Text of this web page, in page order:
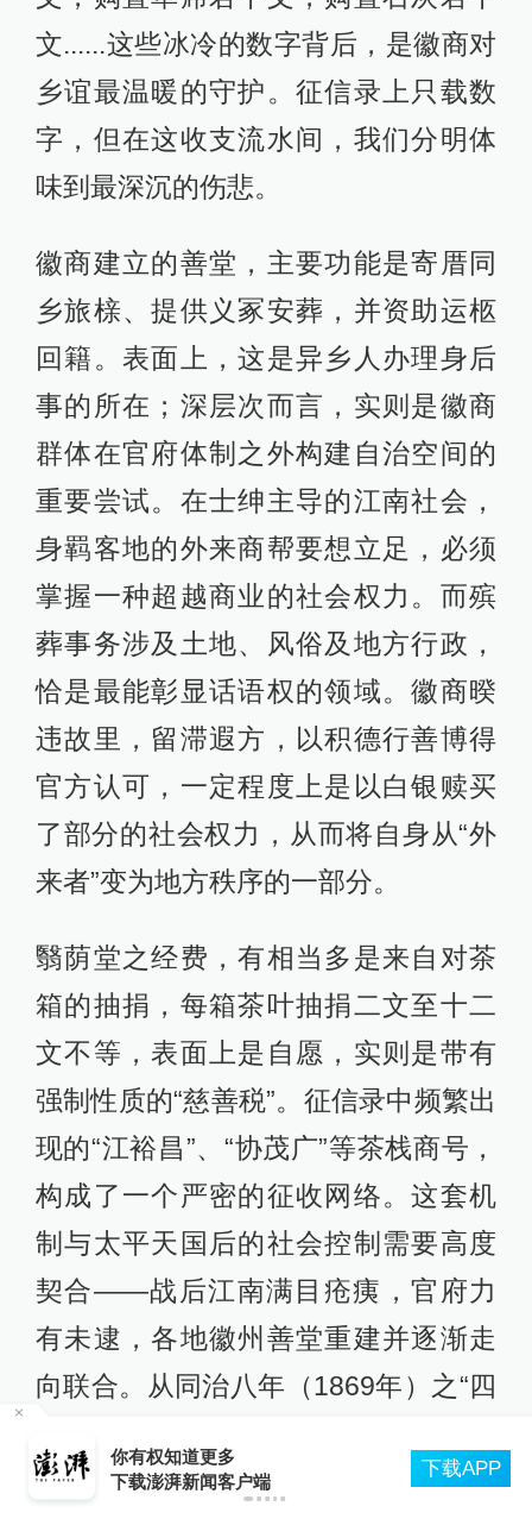
文......这些冰冷的数字背后，是徽商对
乡谊最温暖的守护。征信录上只载数
字，但在这收支流水间，我们分明体
味到最深沉的伤悲。
徽商建立的善堂，主要功能是寄厝同
乡旅榇、提供义冢安葬，并资助运柩
回籍。表面上，这是异乡人办理身后
事的所在；深层次而言，实则是徽商
群体在官府体制之外构建自治空间的
重要尝试。在士绅主导的江南社会，
身羁客地的外来商帮要想立足，必须
掌握一种超越商业的社会权力。而殡
葬事务涉及土地、风俗及地方行政，
恰是最能彰显话语权的领域。徽商暌
违故里，留滞遐方，以积德行善博得
官方认可，一定程度上是以白银赎买
了部分的社会权力，从而将自身从“外
来者”变为地方秩序的一部分。
翳荫堂之经费，有相当多是来自对茶
箱的抽捐，每箱茶叶抽捐二文至十二
文不等，表面上是自愿，实则是带有
强制性质的“慈善税”。征信录中频繁出
现的“江裕昌”、“协茂广”等茶栈商号，
构成了一个严密的征收网络。这套机
制与太平天国后的社会控制需要高度
契合——战后江南满目疮痍，官府力
有未逮，各地徽州善堂重建并逐渐走
向联合。从同治八年（1869年）之“四
展至两年后新增塘栖、南浔的“六善
北京：非京籍家庭购房社保个税缴纳年限下调为
一年